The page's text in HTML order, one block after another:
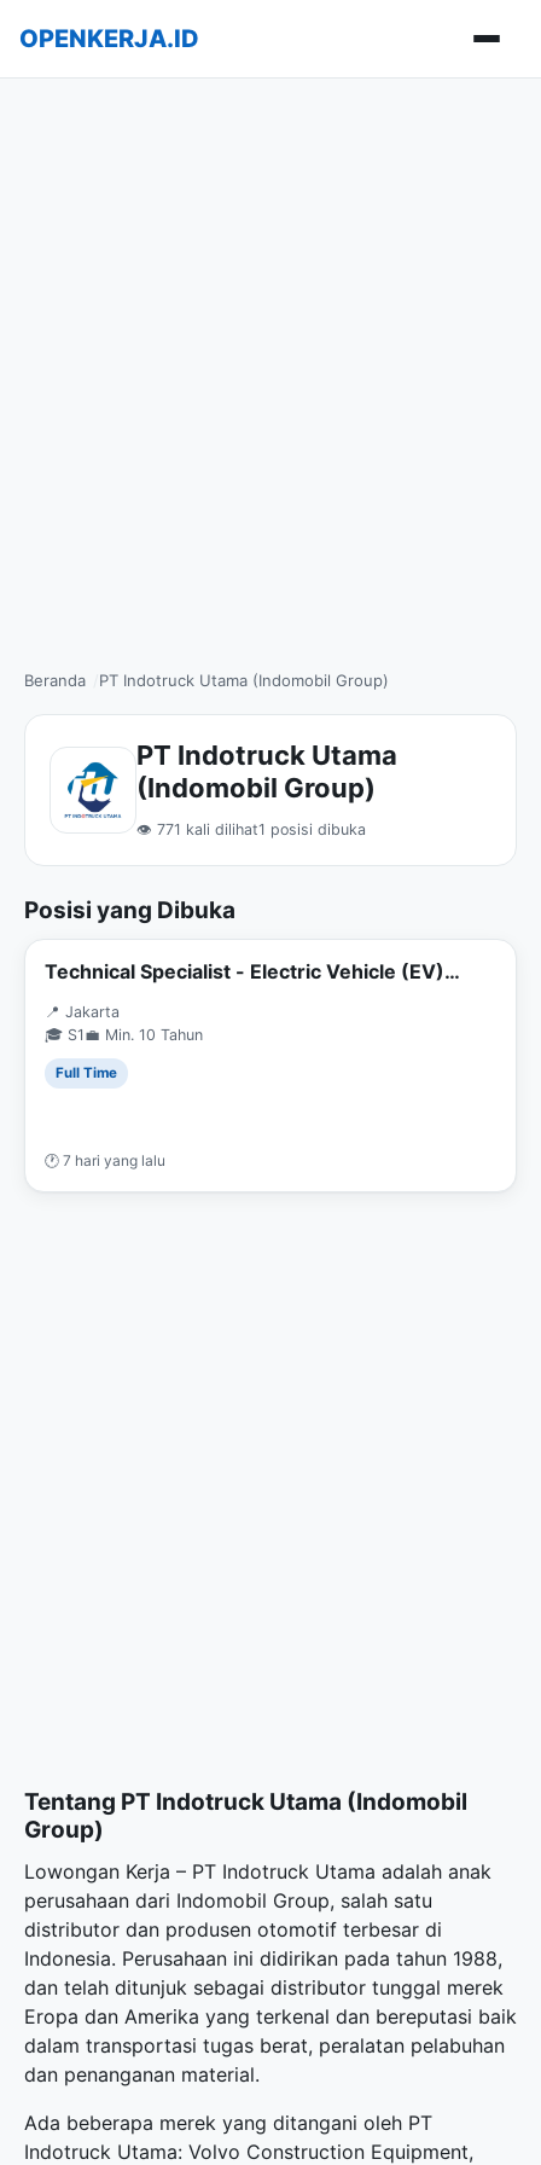
OPENKERJA.ID
Beranda PT Indotruck Utama (Indomobil Group)
PT Indotruck Utama
(Indomobil Group)
👁 771 kali dilihat1 posisi dibuka
Posisi yang Dibuka
Technical Specialist - Electric Vehicle (EV)
📍 Jakarta
🎓 S1 💼 Min. 10 Tahun
Full Time
🕐 7 hari yang lalu
Tentang PT Indotruck Utama (Indomobil
Group)
Lowongan Kerja – PT Indotruck Utama adalah anak
perusahaan dari Indomobil Group, salah satu
distributor dan produsen otomotif terbesar di
Indonesia. Perusahaan ini didirikan pada tahun 1988,
dan telah ditunjuk sebagai distributor tunggal merek
Eropa dan Amerika yang terkenal dan bereputasi baik
dalam transportasi tugas berat, peralatan pelabuhan
dan penanganan material.
Ada beberapa merek yang ditangani oleh PT
Indotruck Utama: Volvo Construction Equipment,